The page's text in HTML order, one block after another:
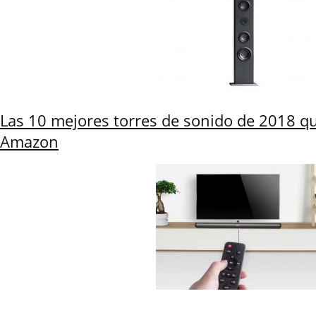
Las 10 mejores torres de sonido de 2018
Amazon